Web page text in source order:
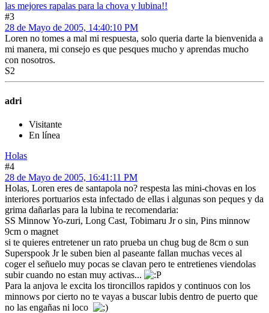
las mejores rapalas para la chova y lubina!!
#3
28 de Mayo de 2005, 14:40:10 PM
Loren no tomes a mal mi respuesta, solo queria darte la bienvenida a
mi manera, mi consejo es que pesques mucho y aprendas mucho
con nosotros.
S2
adri
Visitante
En línea
Holas
#4
28 de Mayo de 2005, 16:41:11 PM
Holas, Loren eres de santapola no? respesta las mini-chovas en los
interiores portuarios esta infectado de ellas i algunas son peques y da
grima dañarlas para la lubina te recomendaria:
SS Minnow Yo-zuri, Long Cast, Tobimaru Jr o sin, Pins minnow
9cm o magnet
si te quieres entretener un rato prueba un chug bug de 8cm o sun
Superspook Jr le suben bien al paseante fallan muchas veces al
coger el señuelo muy pocas se clavan pero te entretienes viendolas
subir cuando no estan muy activas...
Para la anjova le excita los tironcillos rapidos y continuos con los
minnows por cierto no te vayas a buscar lubis dentro de puerto que
no las engañas ni loco